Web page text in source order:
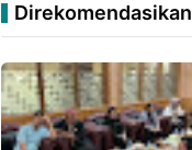
Direkomendasikan